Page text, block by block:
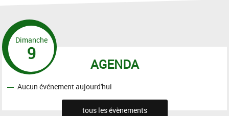
AGENDA
Dimanche
9
Aucun événement aujourd'hui
tous les évènements